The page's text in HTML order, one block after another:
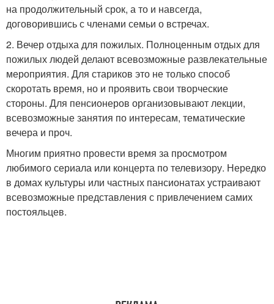
на продолжительный срок, а то и навсегда,
договорившись с членами семьи о встречах.
2. Вечер отдыха для пожилых. Полноценным отдых для
пожилых людей делают всевозможные развлекательные
мероприятия. Для стариков это не только способ
скоротать время, но и проявить свои творческие
стороны. Для пенсионеров организовывают лекции,
всевозможные занятия по интересам, тематические
вечера и проч.
Многим приятно провести время за просмотром
любимого сериала или концерта по телевизору. Нередко
в домах культуры или частных пансионатах устраивают
всевозможные представления с привлечением самих
постояльцев.